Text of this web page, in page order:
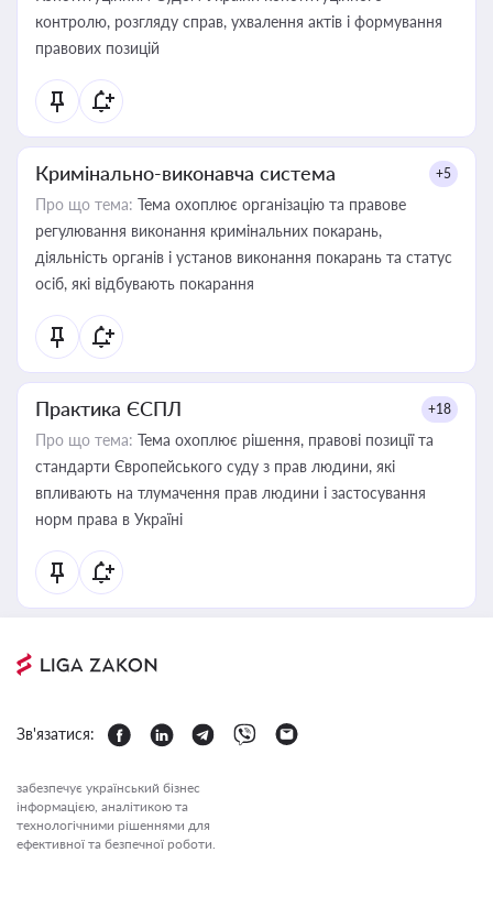
контролю, розгляду справ, ухвалення актів і формування
правових позицій
Кримінально-виконавча система +5
Про що тема: Тема охоплює організацію та правове
регулювання виконання кримінальних покарань,
діяльність органів і установ виконання покарань та статус
осіб, які відбувають покарання
Практика ЄСПЛ +18
Про що тема: Тема охоплює рішення, правові позиції та
стандарти Європейського суду з прав людини, які
впливають на тлумачення прав людини і застосування
норм права в Україні
Зв'язатися:
забезпечує український бізнес
інформацією, аналітикою та
технологічними рішеннями для
ефективної та безпечної роботи.